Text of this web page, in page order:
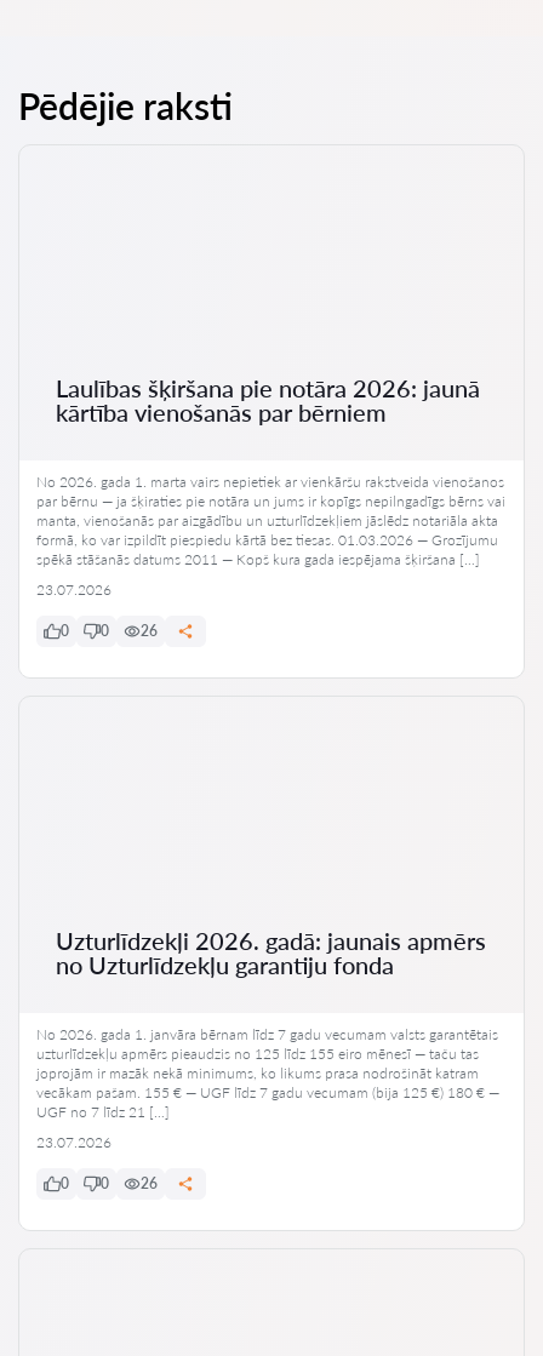
Pēdējie raksti
Laulības šķiršana pie notāra 2026: jaunā
kārtība vienošanās par bērniem
No 2026. gada 1. marta vairs nepietiek ar vienkāršu rakstveida vienošanos
par bērnu — ja šķiraties pie notāra un jums ir kopīgs nepilngadīgs bērns vai
manta, vienošanās par aizgādību un uzturlīdzekļiem jāslēdz notariāla akta
formā, ko var izpildīt piespiedu kārtā bez tiesas. 01.03.2026 — Grozījumu
spēkā stāšanās datums 2011 — Kopš kura gada iespējama šķiršana […]
23.07.2026
0 0 26
Uzturlīdzekļi 2026. gadā: jaunais apmērs
no Uzturlīdzekļu garantiju fonda
No 2026. gada 1. janvāra bērnam līdz 7 gadu vecumam valsts garantētais
uzturlīdzekļu apmērs pieaudzis no 125 līdz 155 eiro mēnesī — taču tas
joprojām ir mazāk nekā minimums, ko likums prasa nodrošināt katram
vecākam pašam. 155 € — UGF līdz 7 gadu vecumam (bija 125 €) 180 € —
UGF no 7 līdz 21 […]
23.07.2026
0 0 26